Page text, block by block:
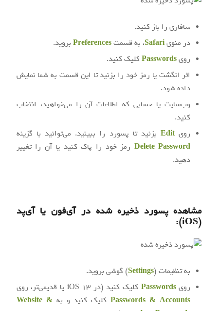
سافاری را باز کنید.
در منویSafari، به قسمتPreferencesبروید.
رویPasswordsکلیک کنید.
اثر انگشت یا رمز خود را بزنید تا این قسمت به شما نمایش
داده شود.
وب‌سایت یا حسابی که اطلاعات آن را می‌خواهید، انتخاب
کنید.
رویEditبزنید تا پسورد را ببینید. می‌توانید با گزینه
Delete Password رمز خود را پاک کنید یا آن را تغییر
دهید.
مشاهده پسورد ذخیره‌ شده در آی‌فون یا آی‌پد
(
iOS
):
به تنظیمات (Settings) گوشی بروید.
رویPasswords کلیک کنید (در iOS 13 یا قدیمی‌تر، روی
Passwords & Accountsکلیک کنید و بهWebsite &